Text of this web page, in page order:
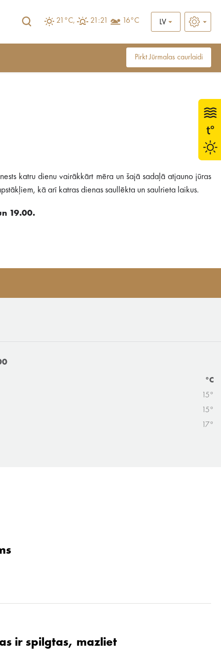
21°C, 21:21 16°C LV
Pirkt Jūrmalas caurlaidi
katru dienu vairākkārt mēra un šajā sadaļā atjauno jūras
kā arī katras dienas saullēkta un saulrieta laikus.
19.00.
°C
15°
15°
17°
ir spilgtas, mazliet